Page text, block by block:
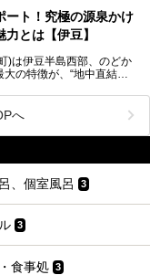
豆赤沢温泉のPR記事で
ありアクセスしやすいの
光スポットやアクティビ
プ。伊豆稲取温泉を訪れ
ート！究極の源泉かけ
とは【伊豆】
)は伊豆半島西部、のどか
の特徴が、“地中直結か
無し、さらには途中過程
槽まで提供。「究極の源泉
ではありません。
”を中心に、その魅力を詳
常に高い宿であり、客室
へ
、個室風呂 3
3
食事処 3